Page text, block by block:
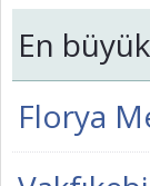
En
Florya